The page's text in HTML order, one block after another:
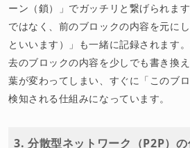
ーン（鎖）」でガッチリと繋げられま
ではなく、前のブロックの内容を元に
といいます）」も一緒に記録されます
去のブロックの内容を少しでも書き換
葉が変わってしまい、すぐに「このブ
検知される仕組みになっています。
3. 分散型ネットワーク（P2P）